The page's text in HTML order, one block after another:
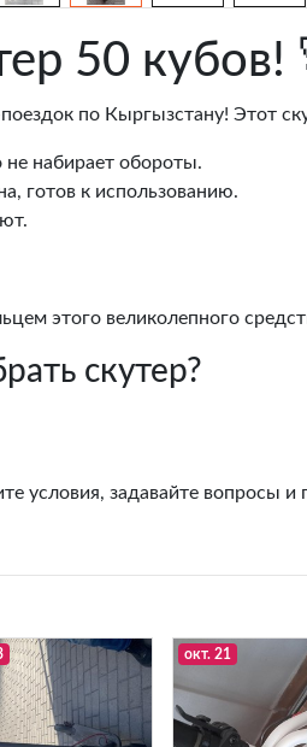
50 кубов!
по Кыргызстану! Этот
не набирает обороты.
готов к использованию.
этого великолепного
скутер?
условия, задавайте вопросы и
окт. 21